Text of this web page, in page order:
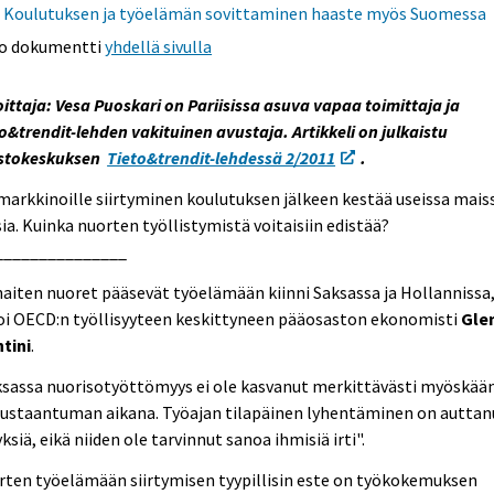
Koulutuksen ja työelämän sovittaminen haaste myös Suomessa
dokumenttiyhdellä sivulla
Vesa Puoskari on Pariisissa asuva vapaa toimittaja ja
lehden vakituinen avustaja. Artikkeli on julkaistu
Tieto&trendit-lehdessä 2/2011
.
siirtyminen koulutuksen jälkeen kestää useissa
Kuinka nuorten työllistymistä voitaisiin edistää?
nuoret pääsevät työelämään kiinni Saksassa ja Hollannissa,
OECD:n työllisyyteen keskittyneen pääosaston ekonomisti
.
nuorisotyöttömyys ei ole kasvanut merkittävästi
aikana. Työajan tilapäinen lyhentäminen on
eikä niiden ole tarvinnut sanoa ihmisiä irti".
työelämään siirtymisen tyypillisin este on työkokemuksen